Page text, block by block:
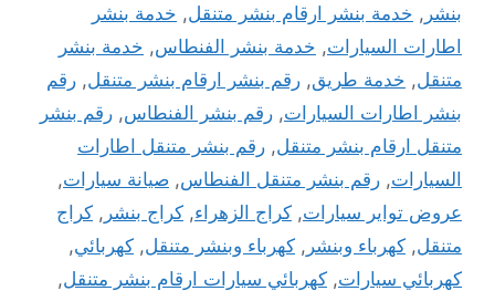
بنشر , خدمة بنشر ارقام بنشر متنقل, خدمة بنشر
اطارات السيارات, خدمة بنشر الفنطاس, خدمة بنشر
متنقل, خدمة طريق, رقم بنشر ارقام بنشر متنقل, رقم
بنشر اطارات السيارات, رقم بنشر الفنطاس, رقم بنشر
متنقل ارقام بنشر متنقل, رقم بنشر متنقل اطارات
السيارات, رقم بنشر متنقل الفنطاس, صيانة سيارات,
عروض تواير سيارات, كراج الزهراء, كراج بنشر , كراج
متنقل, كهرباء وبنشر , كهرباء وبنشر متنقل, كهربائي,
كهربائي سيارات, كهربائي سيارات ارقام بنشر متنقل,